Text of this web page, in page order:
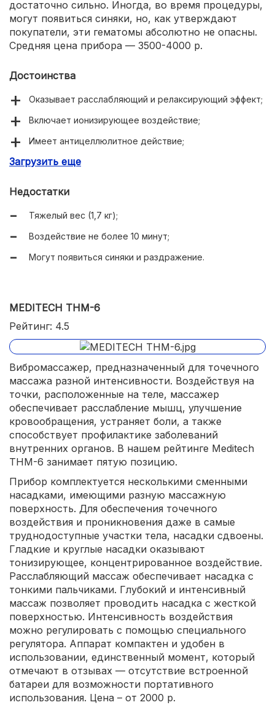
достаточно сильно. Иногда, во время процедуры,
могут появиться синяки, но, как утверждают
покупатели, эти гематомы абсолютно не опасны.
Средняя цена прибора — 3500-4000 р.
Достоинства
Оказывает расслабляющий и релаксирующий эффект;
Включает ионизирующее воздействие;
Имеет антицеллюлитное действие;
Помогает при гипертонии;
Загрузить еще
Недостатки
Тяжелый вес (1,7 кг);
Воздействие не более 10 минут;
Могут появиться синяки и раздражение.
MEDITECH THM-6
Рейтинг: 4.5
Вибромассажер, предназначенный для точечного
массажа разной интенсивности. Воздействуя на
точки, расположенные на теле, массажер
обеспечивает расслабление мышц, улучшение
кровообращения, устраняет боли, а также
способствует профилактике заболеваний
внутренних органов. В нашем рейтинге Meditech
THM-6 занимает пятую позицию.
Прибор комплектуется несколькими сменными
насадками, имеющими разную массажную
поверхность. Для обеспечения точечного
воздействия и проникновения даже в самые
труднодоступные участки тела, насадки сдвоены.
Гладкие и круглые насадки оказывают
тонизирующее, концентрированное воздействие.
Расслабляющий массаж обеспечивает насадка с
тонкими пальчиками. Глубокий и интенсивный
массаж позволяет проводить насадка с жесткой
поверхностью. Интенсивность воздействия
можно регулировать с помощью специального
регулятора. Аппарат компактен и удобен в
использовании, единственный момент, который
отмечают в отзывах — отсутствие встроенной
батареи для возможности портативного
использования. Цена – от 2000 р.